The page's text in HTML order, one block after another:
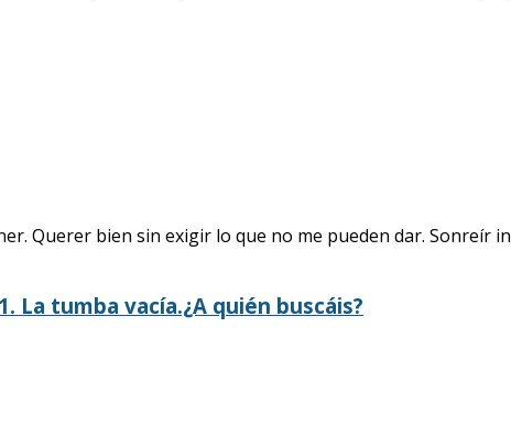
Querer bien sin exigir lo que no me pueden dar. Sonreír
La tumba vacía.¿A quién buscáis?